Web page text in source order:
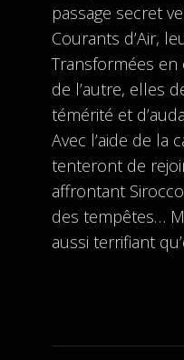
passage secret
Courants d’Air,
Transformées en
de l’autre, elles
témérité et
Avec l’aide de la
tenteront de
affrontant
des tempêtes…
aussi terrifiant